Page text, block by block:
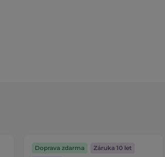
Doprava zdarma
Záruka 10 let